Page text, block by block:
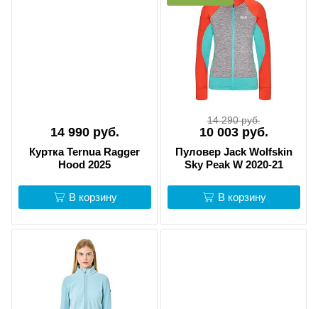
14 990 руб.
Куртка Ternua Ragger
Hood 2025
В корзину
14 290 руб.
10 003 руб.
Пуловер Jack Wolfskin
Sky Peak W 2020-21
В корзину